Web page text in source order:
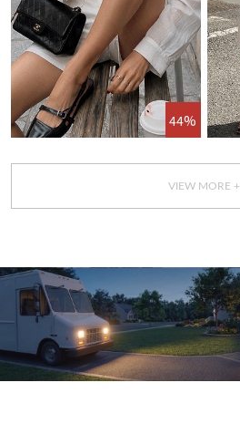
44%
VIEW MORE +
GET IT TODAY